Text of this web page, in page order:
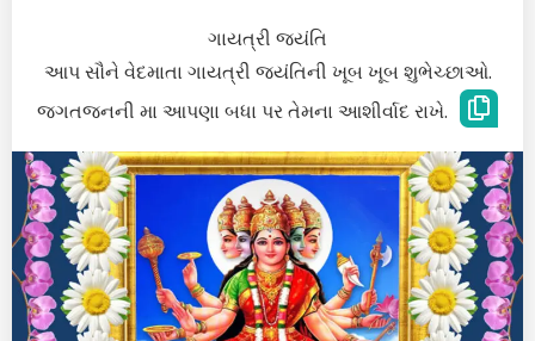
ગાયત્રી જયંતિ
આપ સૌને વેદમાતા ગાયત્રી જયંતિની ખૂબ ખૂબ શુભેચ્છાઓ.
જગતજનની મા આપણા બધા પર તેમના આશીર્વાદ રાખે.